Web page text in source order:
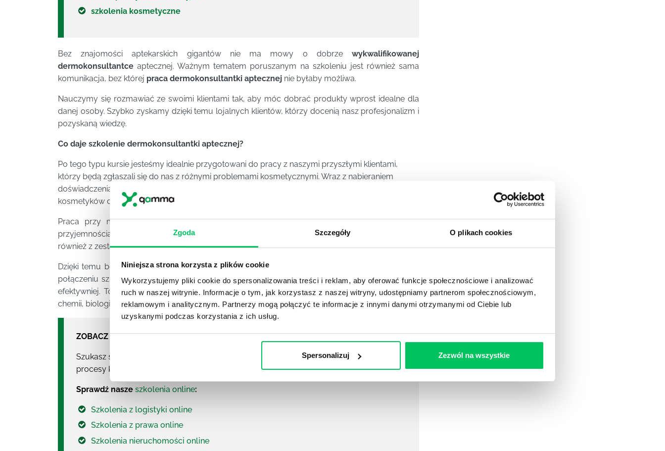
Zgoda Szczegóły O plikach cookies
Niniejsza strona korzysta z plików cookie
Wykorzystujemy pliki cookie do spersonalizowania treści i reklam, aby oferować funkcje społecznościowe i analizować
ruch w naszej witrynie. Informacje o tym, jak korzystasz z naszej witryny, udostępniamy partnerom społecznościowym,
reklamowym i analitycznym. Partnerzy mogą połączyć te informacje z innymi danymi otrzymanymi od Ciebie lub
uzyskanymi podczas korzystania z ich usług.
Spersonalizuj Zezwól na wszystkie
szkolenia kosmetyczne
Bez znajomości aptekarskich gigantów nie ma mowy o dobrze wykwalifikowanej
dermokonsultantce aptecznej. Ważnym tematem poruszanym na szkoleniu jest również sama
komunikacja, bez której praca dermokonsultantki aptecznej nie byłaby możliwa.
Nauczymy się rozmawiać ze swoimi klientami tak, aby móc dobrać produkty wprost idealne dla
danej osoby. Szybko zyskamy dzięki temu lojalnych klientów, którzy docenią nasz profesjonalizm i
pozyskaną wiedzę.
Co daje szkolenie dermokonsultantki aptecznej?
Po tego typu kursie jesteśmy idealnie przygotowani do pracy z naszymi przyszłymi klientami,
którzy będą zgłaszali się do nas z różnymi problemami kosmetycznymi. Wraz z nabieraniem
doświadczenia będziemy radzić sobie w nowej pracy o wiele lepiej, a dobieranie właściwych
kosmetyków dla klientów nie będzie już więcej sprawiało nam trudności.
Praca przy materiałach reklamowych, takich jak ulotki czy różnorodne wykresy stanie się
przyjemnością, która ułatwiać nam będzie naszą codzienną pracę. Na szkoleniu zapoznamy się
również z zestawem pytań, jakich oczekiwać możemy od klientów.
Dzięki temu będziemy mogli spełniać wszystkie oczekiwania naszych przyszłych klientów. Dzięki
połączeniu szkolenia w formie praktycznej i teoretycznej zdobywamy wiedzę szybciej, chętniej i
efektywniej. To idealna propozycja dla każdego, kto pragnie poszerzyć swoją wiedzę z zakresu
chemii, biologii czy samej medycyny.
ZOBACZ NASZE SZKOLENIA:
Szukasz szkoleń online? Realizujemy zarówno pojedyncze interaktywne warsztaty online,
procesy kaskadowe. Korzystamy z większości dostępnych technologii transmisji video
Sprawdź nasze szkolenia online:
Szkolenia z logistyki online
Szkolenia z prawa online
Szkolenia nieruchomości online